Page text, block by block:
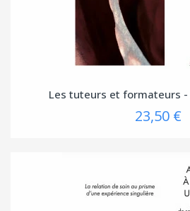
Les tuteurs et formateurs
23,50 €